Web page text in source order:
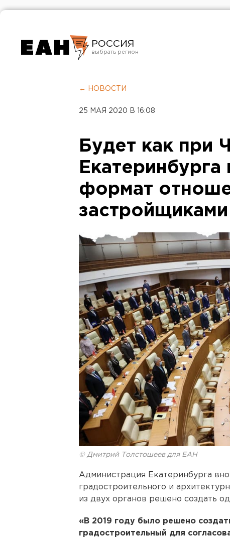
РОССИЯ
Челябинск
← НОВОСТИ
25 МАЯ 2020 В 16:08
Будет как при
Екатеринбурга
формат
застройщиками
© Дмитрий Толстошеев для ЕАН
Администрация Екатеринбурга
градостроительного и
из двух органов решено создать
«В 2019 году было решено
градостроительный для